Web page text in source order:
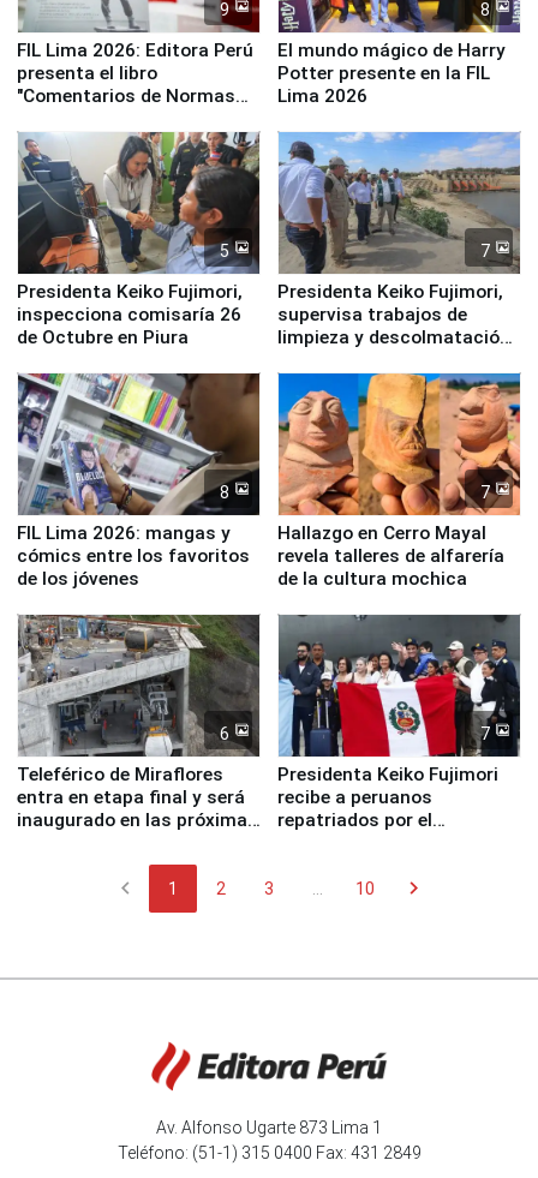
9
FIL Lima 2026: Editora Perú
presenta el libro
"Comentarios de Normas
Derecho Colectivo"
8
El mundo mágico de Harry
Potter presente en la FIL
Lima 2026
5
Presidenta Keiko Fujimori,
inspecciona comisaría 26
de Octubre en Piura
7
Presidenta Keiko Fujimori,
supervisa trabajos de
limpieza y descolmatación
8
FIL Lima 2026: mangas y
cómics entre los favoritos
de los jóvenes
7
Hallazgo en Cerro Mayal
revela talleres de alfarería
de la cultura mochica
6
Teleférico de Miraflores
entra en etapa final y será
inaugurado en las próximas
7
Presidenta Keiko Fujimori
recibe a peruanos
repatriados por el
chevron_left 1 2 3 10 chevron_right
Av. Alfonso Ugarte 873 Lima 1
Teléfono: (51-1) 315 0400 Fax: 431 2849